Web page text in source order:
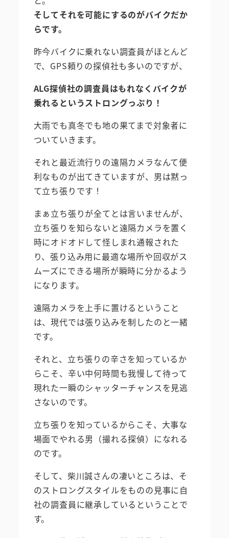
そしてそれを可能にするのがバイクだか
らです。
昨今バイクに乗れない調査員がほとんど
で、GPS頼りの探偵社も多いのですが、
ALG探偵社の調査員はもれなくバイクが
乗れるというストロングっぷり！
大雨でも真冬でも地の果てまで対象者に
ついていきます。
それと最近流行りの遠隔カメラなんて便
利なものが出てきていますが、男は黙っ
て立ち張りです！
まぁ立ち張りが全てとは言いませんが、
立ち張りを知らないと遠隔カメラを置く
時にオドオドして怪しまれ通報された
り、張り込み用に最適な場所や回収がス
ムーズにできる場所が瞬時に分かるよう
になります。
遠隔カメラを上手に置けるということ
は、現代では張り込みを制したのと一緒
です。
それと、立ち張りの辛さを知っているか
らこそ、辛い中何時間も我慢して待って
現れた一瞬のシャッターチャンスを見逃
さないのです。
立ち張りを知っているからこそ、大事な
場面でやれる男（撮れる探偵）になれる
のです。
そして、柴川誠さんの凄いところは、そ
のストロングスタイルをものの見事に自
社の調査員に継承しているということで
す。